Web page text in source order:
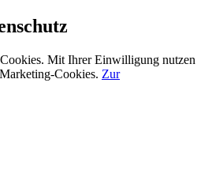
Mit Ihrer Einwilligung nutzen
Cookies. Zur